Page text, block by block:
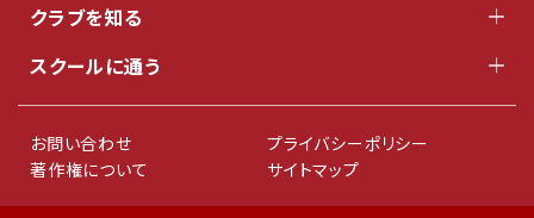
クラブを知る
スクールに通う
お問い合わせ
プライバシーポリシー
著作権について
サイトマップ